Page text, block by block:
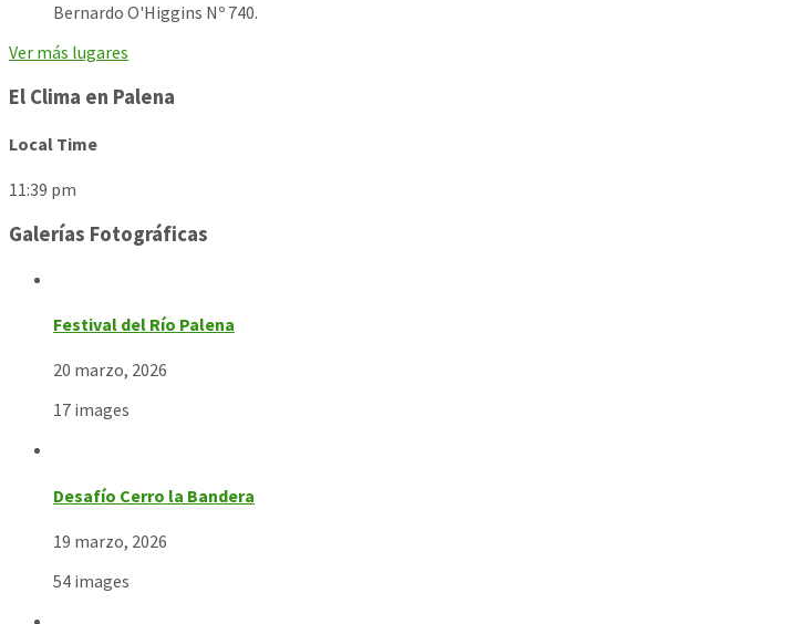
Bernardo O'Higgins Nº 740.
Ver más lugares
El Clima en Palena
Local Time
11:39 pm
Galerías Fotográficas
Festival del Río Palena
20 marzo, 2026
17 images
Desafío Cerro la Bandera
19 marzo, 2026
54 images